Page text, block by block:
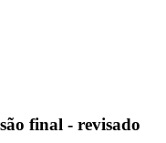
final - revisado